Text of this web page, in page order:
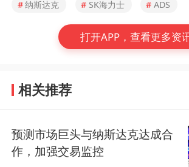
#纳斯达克 # SK海力士 # ADS
打开APP，查看更多资
相关推荐
预测市场巨头与纳斯达克达成合
作，加强交易监控